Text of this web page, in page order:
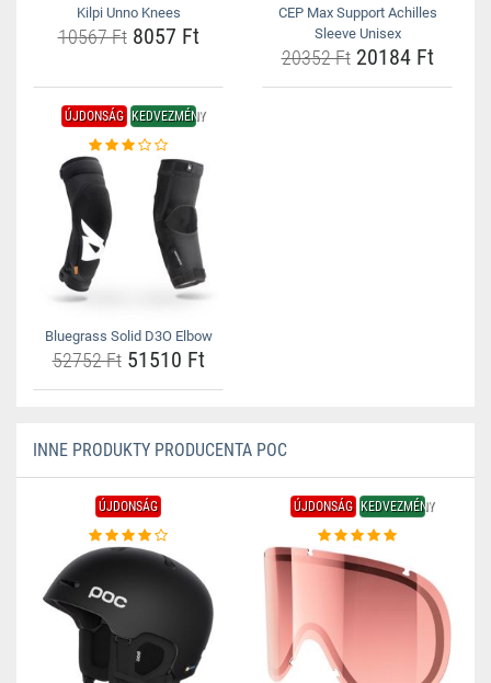
Kilpi Unno Knees
10567 Ft8057 Ft
CEP Max Support Achilles
Sleeve Unisex
20352 Ft20184 Ft
ÚJDONSÁG KEDVEZMÉNY
Bluegrass Solid D3O Elbow
52752 Ft51510 Ft
INNE PRODUKTY PRODUCENTA POC
ÚJDONSÁG ÚJDONSÁG KEDVEZMÉNY